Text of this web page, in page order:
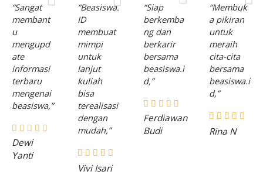
“Sangat
membant
u
mengupd
ate
informasi
terbaru
mengenai
beasiswa,”​
Dewi
Yanti
“Beasiswa.
ID
membuat
mimpi
untuk
lanjut
kuliah
bisa
terealisasi
dengan
mudah,”​
Vivi Isari
“Siap
berkemba
ng dan
berkarir
bersama
beasiswa.i
d,”​
Ferdiawan
Budi
“Membuk
a pikiran
untuk
meraih
cita-cita
bersama
beasiswa.i
d,”​
Rina N